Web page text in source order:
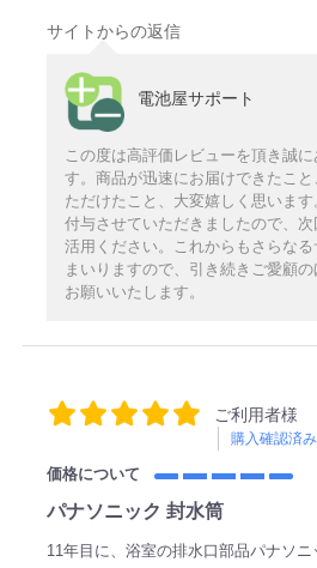
サイトからの返信
電池屋サポート
この度は高評価レビューを頂き誠
す。商品が迅速にお届けできたこ
ただけたこと、大変嬉しく思いま
付与させていただきましたので、
活用ください。これからもさらな
まいりますので、引き続きご愛顧
お願いいたします。
ご利用者様
購入確認済み
価格について
パナソニック 封水筒
11年目に、浴室の排水口部品パナソ